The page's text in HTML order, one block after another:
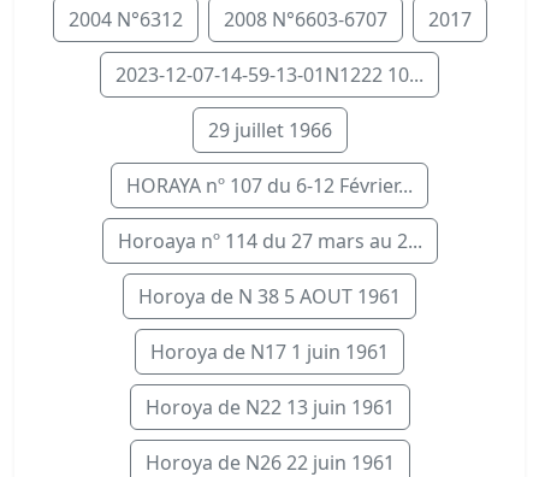
2004 N°6312 2008 N°6603-6707 2017
2023-12-07-14-59-13-01N1222 10...
29 juillet 1966
HORAYA nº 107 du 6-12 Février...
Horoaya nº 114 du 27 mars au 2...
Horoya de N 38 5 AOUT 1961
Horoya de N17 1 juin 1961
Horoya de N22 13 juin 1961
Horoya de N26 22 juin 1961